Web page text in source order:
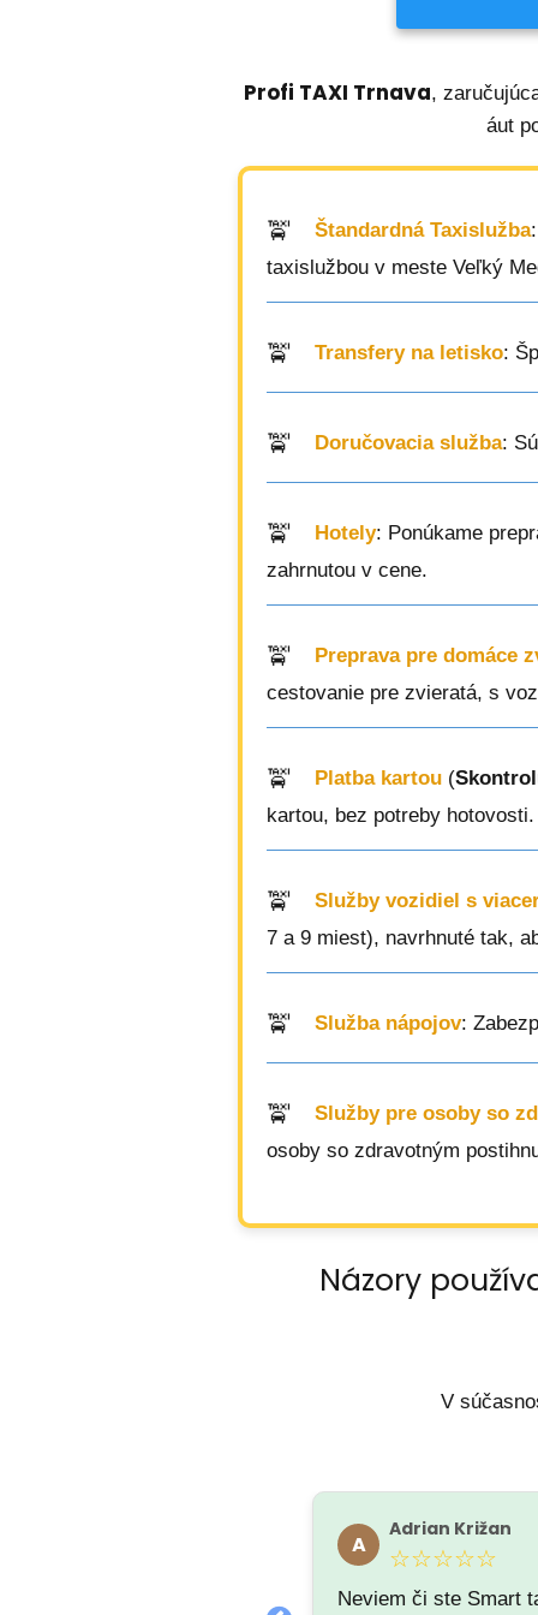
Profi TAXI Trnava,
áut
Štandardná Taxislužba
taxislužbou v meste Veľký
Transfery na letisko:
Doručovacia služba:
Hotely: Ponúkame
zahrnutou v cene.
Preprava pre domáce
cestovanie pre zvieratá, s
Platba kartou (
kartou, bez potreby hotovosti.
Služby vozidiel s
7 a 9 miest), navrhnuté tak,
Služba nápojov:
Služby pre osoby so
osoby so zdravotným
Názory
V
A
Adrian Križan
☆☆☆☆☆
Neviem či ste Smart